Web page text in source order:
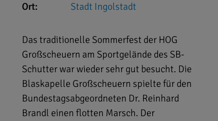
Ort:
Stadt Ingolstadt
Das traditionelle Sommerfest der HOG
Großscheuern am Sportgelände des SB-
Schutter war wieder sehr gut besucht. Die
Blaskapelle Großscheuern spielte für den
Bundestagsabgeordneten Dr. Reinhard
Brandl einen flotten Marsch. Der